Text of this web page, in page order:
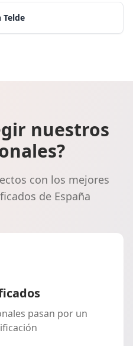
Telde
nuestros
con los mejores
de España
pasan por un